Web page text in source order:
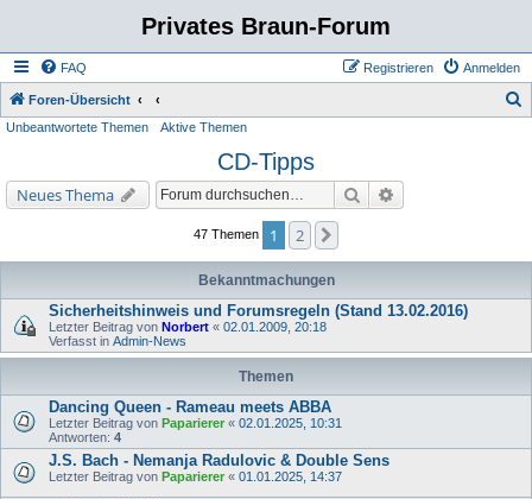
Privates Braun-Forum
FAQ Anmelden
Registrieren
Foren-Übersicht
Unbeantwortete Themen Aktive Themen
CD-Tipps
Neues Thema Suche
47 Themen 1 2
Bekanntmachungen
Sicherheitshinweis und Forumsregeln (Stand 13.02.2016)
Letzter Beitrag von Norbert « 02.01.2009, 20:18
Verfasst in Admin-News
Themen
Dancing Queen - Rameau meets ABBA
Letzter Beitrag von Paparierer « 02.01.2025, 10:31
Antworten: 4
J.S. Bach - Nemanja Radulovic & Double Sens
Letzter Beitrag von Paparierer « 01.01.2025, 14:37